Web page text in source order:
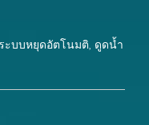
ะบบหยุดอัตโนมติ, ดูดน้ำ